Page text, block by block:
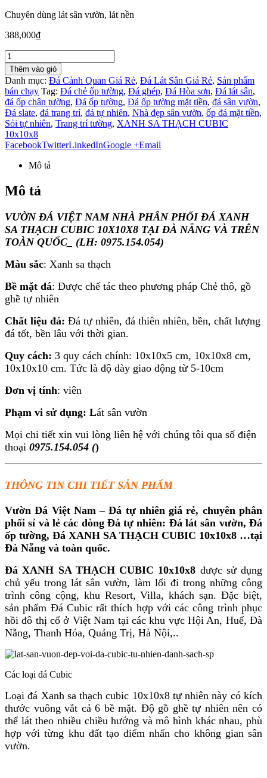
Chuyên dùng lát sân vườn, lát nền
388,000₫
Thêm vào giỏ
Danh mục: Đá Cảnh Quan Giá Rẻ, Đá Lát Sân Giá Rẻ, Sản phẩm
bán chạy Tag: Đá chẻ ốp tường, Đá ghép, Đá Hòa sơn, Đá lát sân,
đá ốp chân tường, Đá ốp tường, Đá ốp tường mặt tiền, đá sân vườn,
Đá slate, đá trang trí, đá tự nhiên, Nhà đẹp sân vườn, ốp đá mặt tiền,
Sỏi tự nhiên, Trang trí tường, XANH SA THẠCH CUBIC
10x10x8
FacebookTwitterLinkedInGoogle +Email
Mô tả
Mô tả
VƯỜN ĐÁ VIỆT NAM NHÀ PHÂN PHỐI ĐÁ XANH
SA THẠCH CUBIC 10X10X8 TẠI ĐÀ NẴNG VÀ TRÊN
TOÀN QUỐC_ (LH: 0975.154.054)
Màu sắc: Xanh sa thạch
Bề mặt đá: Được chế tác theo phương pháp Chẻ thô, gồ
ghề tự nhiên
Chất liệu đá: Đá tự nhiên, đá thiên nhiên, bền, chất lượng
đá tốt, bền lâu với thời gian.
Quy cách: 3 quy cách chính: 10x10x5 cm, 10x10x8 cm,
10x10x10 cm. Tức là độ dày giao động từ 5-10cm
Đơn vị tính: viên
Phạm vi sử dụng: Lát sân vườn
Mọi chi tiết xin vui lòng liên hệ với chúng tôi qua số điện
thoại 0975.154.054 ()
THÔNG TIN CHI TIẾT SẢN PHẨM
Vườn Đá Việt Nam – Đá tự nhiên giá rẻ, chuyên phân
phối sỉ và lẻ các dòng Đá tự nhiên: Đá lát sân vườn, Đá
ốp tường, Đá XANH SA THẠCH CUBIC 10x10x8 …tại
Đà Nẵng và toàn quốc.
Đá XANH SA THẠCH CUBIC 10x10x8 được sử dụng
chủ yếu trong lát sân vườn, làm lối đi trong những công
trình công cộng, khu Resort, Villa, khách sạn. Đặc biệt,
sản phẩm Đá Cubic rất thích hợp với các công trình phục
hồi đô thị cổ ở Việt Nam tại các khu vực Hội An, Huế, Đà
Nẵng, Thanh Hóa, Quảng Trị, Hà Nội,..
Các loại đá Cubic
Loại đá Xanh sa thạch cubic 10x10x8 tự nhiên này có kích
thước vuông vắt cả 6 bề mặt. Độ gồ ghề tự nhiên nên có
thể lát theo nhiều chiều hướng và mô hình khác nhau, phù
hợp với từng khu đất tạo điểm nhấn cho không gian sân
vườn.